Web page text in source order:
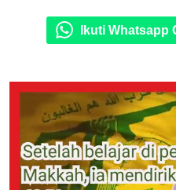
Ikuti Whatsapp